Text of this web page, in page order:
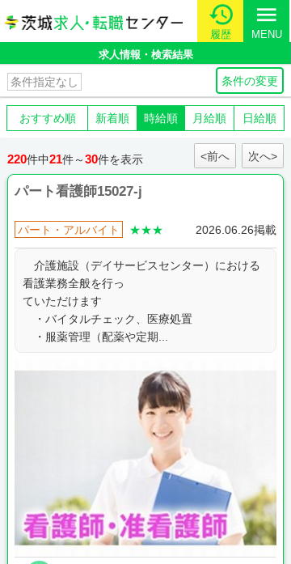
履歴
menu
MENU
求人情報・検索結果
条件の変更
条件指定なし
おすすめ順 新着順 時給順 月給順 日給順
220件中21件～30件を表示 <前へ 次へ>
パート看護師15027-j
パート・アルバイト ★★★ 2026.06.26掲載
介護施設（デイサービスセンター）における
看護業務全般を行っ
ていただけます
・バイタルチェック、医療処置
・服薬管理（配薬や定期...